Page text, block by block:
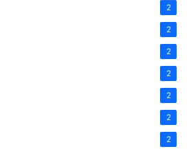
2
2
2
2
2
2
2